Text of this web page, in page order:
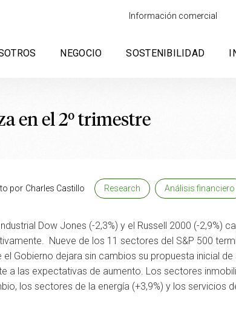
Información comercial
NEGOCIO SOSTENIBILIDAD
en el 2º trimestre
por Charles Castillo Research Análisis financiero
Dow Jones (-2,3%) y el Russell 2000 (-2,9%)
Nueve de los 11 sectores del S&P 500
Gobierno dejara sin cambios su propuesta inicial
a las expectativas de aumento. Los sectores
los sectores de la energía (+3,9%) y los servicios